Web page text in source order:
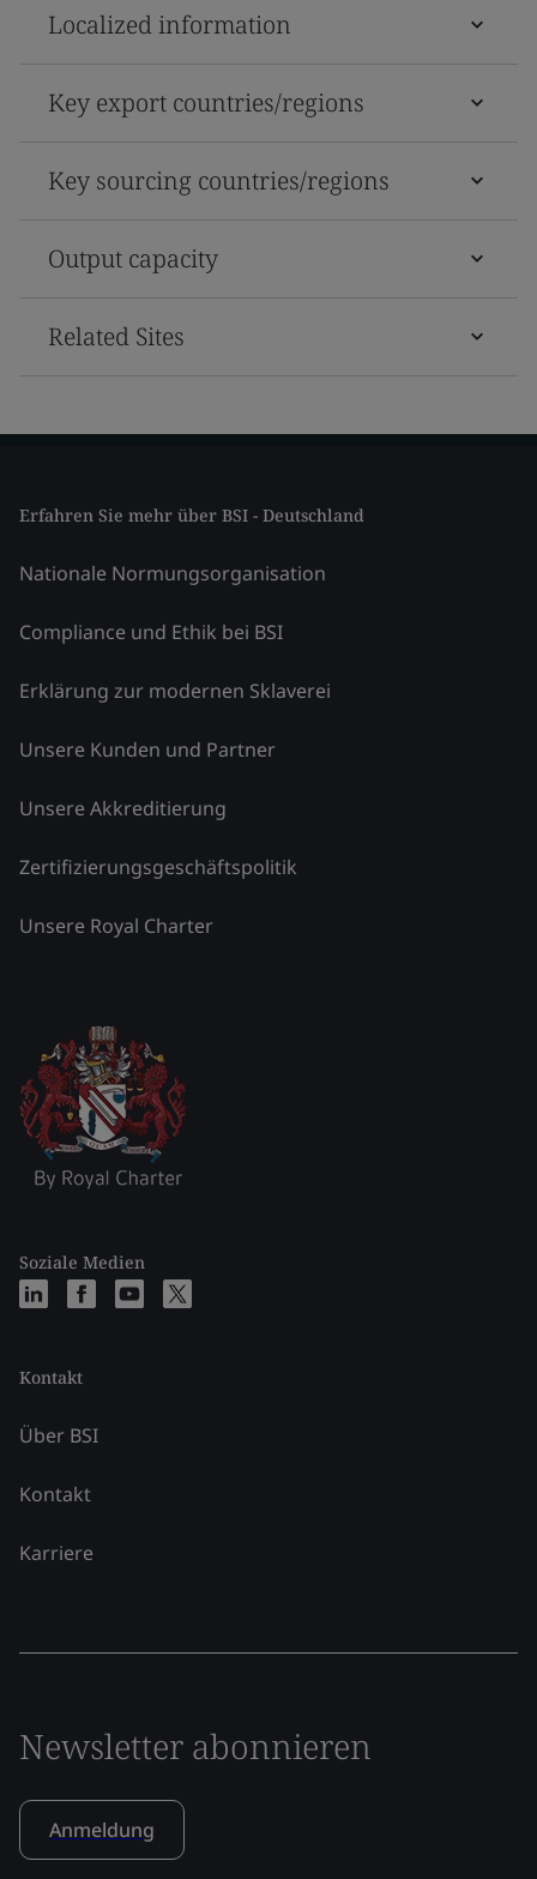
Localized information
Key export countries/regions
Key sourcing countries/regions
Output capacity
Related Sites
Erfahren Sie mehr über BSI - Deutschland
Nationale Normungsorganisation
Compliance und Ethik bei BSI
Erklärung zur modernen Sklaverei
Unsere Kunden und Partner
Unsere Akkreditierung
Zertifizierungsgeschäftspolitik
Unsere Royal Charter
Soziale Medien
Kontakt
Über BSI
Kontakt
Karriere
Newsletter abonnieren
Anmeldung